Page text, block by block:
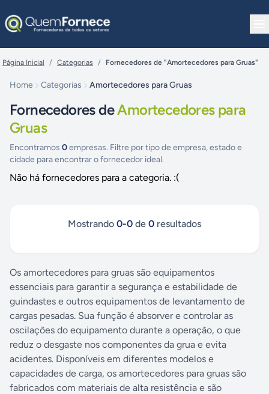
Página Inicial / Categorias / Fornecedores de "Amortecedores para Gruas"
Home Categorias Amortecedores para Gruas
Fornecedores deAmortecedores para
Gruas
Encontramos 0empresas. Filtre por tipo de empresa, estado e
cidade para encontrar o fornecedor ideal.
Não há fornecedores para a categoria. :(
Mostrando 0-0 de 0 resultados
Os amortecedores para gruas são equipamentos
essenciais para garantir a segurança e estabilidade de
guindastes e outros equipamentos de levantamento de
cargas pesadas. Sua função é absorver e controlar as
oscilações do equipamento durante a operação, o que
reduz o desgaste nos componentes da grua e evita
acidentes. Disponíveis em diferentes modelos e
capacidades de carga, os amortecedores para gruas são
fabricados com materiais de alta resistência e são